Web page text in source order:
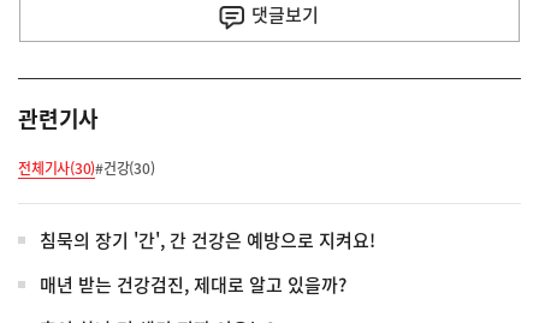
댓글보기
관련기사
전체기사(30)#건강(30)
침묵의 장기 '간', 간 건강은 예방으로 지켜요!
매년 받는 건강검진, 제대로 알고 있을까?